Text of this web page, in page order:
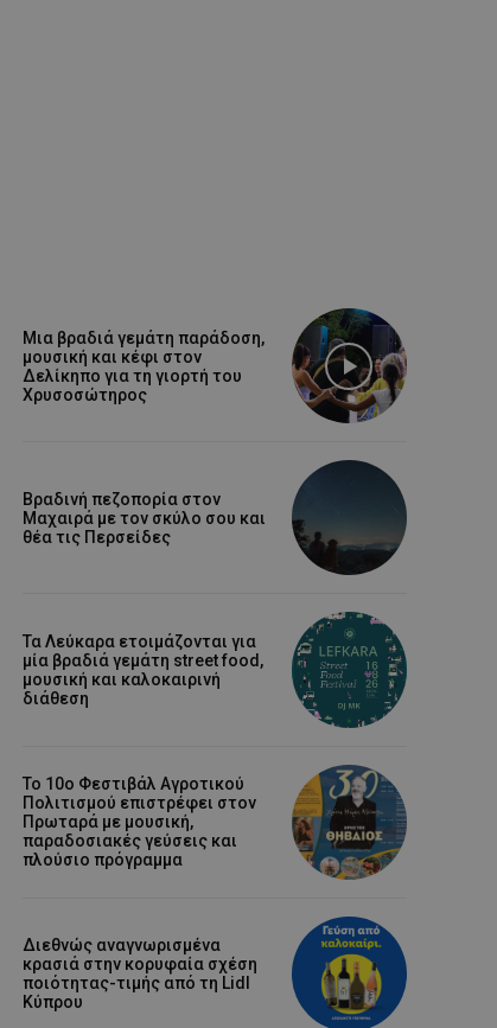
Μια βραδιά γεμάτη παράδοση,
μουσική και κέφι στον
Δελίκηπο για τη γιορτή του
Χρυσοσώτηρος
Βραδινή πεζοπορία στον
Μαχαιρά με τον σκύλο σου και
θέα τις Περσείδες
Τα Λεύκαρα ετοιμάζονται για
μία βραδιά γεμάτη street food,
μουσική και καλοκαιρινή
διάθεση
Το 10ο Φεστιβάλ Αγροτικού
Πολιτισμού επιστρέφει στον
Πρωταρά με μουσική,
παραδοσιακές γεύσεις και
πλούσιο πρόγραμμα
Διεθνώς αναγνωρισμένα
κρασιά στην κορυφαία σχέση
ποιότητας-τιμής από τη Lidl
Κύπρου